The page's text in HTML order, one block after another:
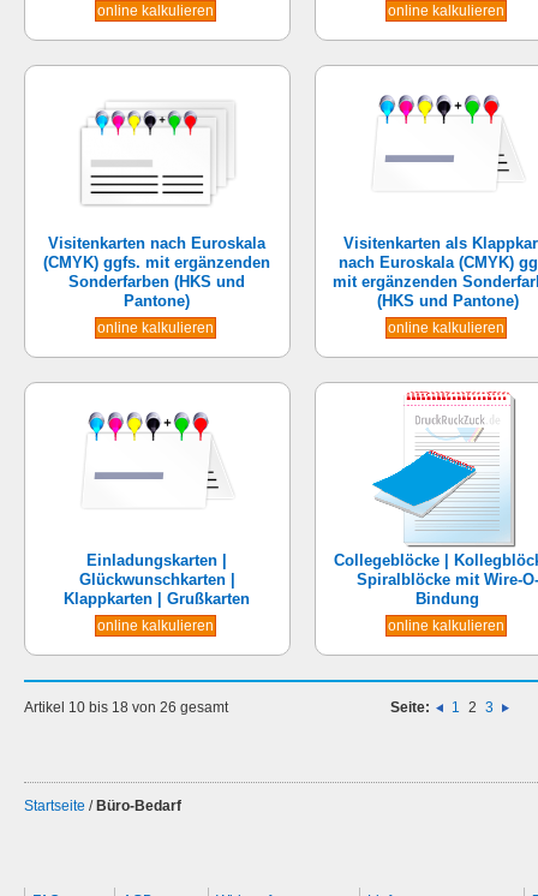
online kalkulieren online kalkulieren
Visitenkarten nach Euroskala
(CMYK) ggfs. mit ergänzenden
Sonderfarben (HKS und
Pantone)
online kalkulieren
Visitenkarten als
nach Euroskala (CMYK)
mit ergänzenden
(HKS und Pantone)
online kalkulieren
Einladungskarten |
Glückwunschkarten |
Klappkarten | Grußkarten
online kalkulieren
Collegeblöcke |
Spiralblöcke mit Wire-O-
Bindung
online kalkulieren
Artikel 10 bis 18 von 26 gesamt Seite: 1 2 3
Startseite /Büro-Bedarf